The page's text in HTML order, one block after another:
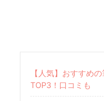
【人気】おすすめ
TOP3！口コミも